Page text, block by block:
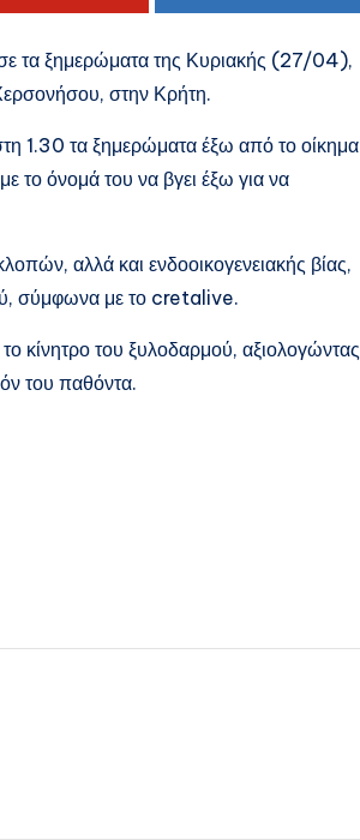
τα ξημερώματα της Κυριακής (27/04),
στην Κρήτη.
1.30 τα ξημερώματα έξω από το οίκημα
το όνομά του να βγει έξω για να
αλλά και ενδοοικογενειακής βίας,
σύμφωνα με το cretalive.
κίνητρο του ξυλοδαρμού, αξιολογώντας
του παθόντα.